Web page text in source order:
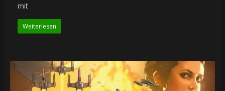
mit
Weiterlesen